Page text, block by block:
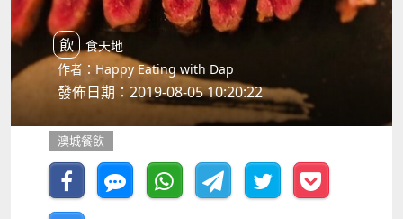
飲食天地
作者：Happy Eating with Dap
發佈日期：2019-08-05 10:20:22
澳城餐飲